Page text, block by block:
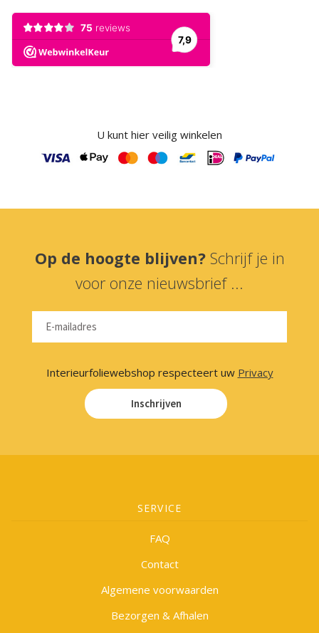
U kunt hier veilig winkelen
Op de hoogte blijven? Schrijf je in
voor onze nieuwsbrief ...
Interieurfoliewebshop respecteert uw Privacy
Inschrijven
SERVICE
FAQ
Contact
Algemene voorwaarden
Bezorgen & Afhalen